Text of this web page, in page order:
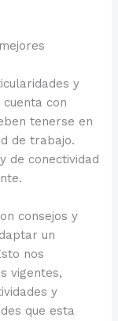
y
con
tenerse en
de trabajo.
de conectividad
consejos y
un
nos
vigentes,
y
que esta